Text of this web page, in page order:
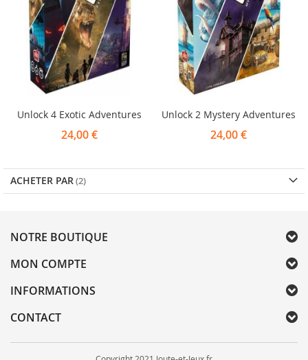
Unlock 4 Exotic Adventures
24,00 €
Unlock 2 Mystery Adventures
24,00 €
ACHETER PAR
NOTRE BOUTIQUE
MON COMPTE
INFORMATIONS
CONTACT